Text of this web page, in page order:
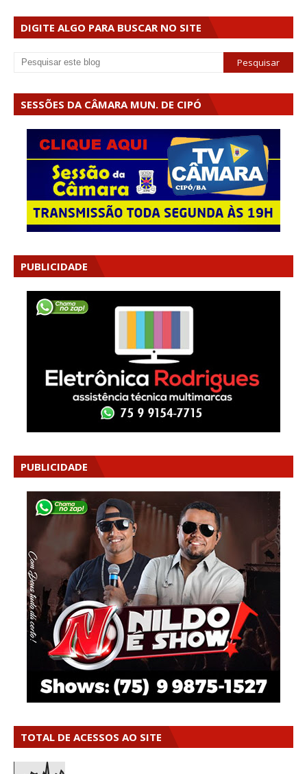
DIGITE ALGO PARA BUSCAR NO SITE
SESSÕES DA CÂMARA MUN. DE CIPÓ
PUBLICIDADE
PUBLICIDADE
TOTAL DE ACESSOS AO SITE